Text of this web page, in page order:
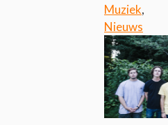
Muziek,
Nieuws